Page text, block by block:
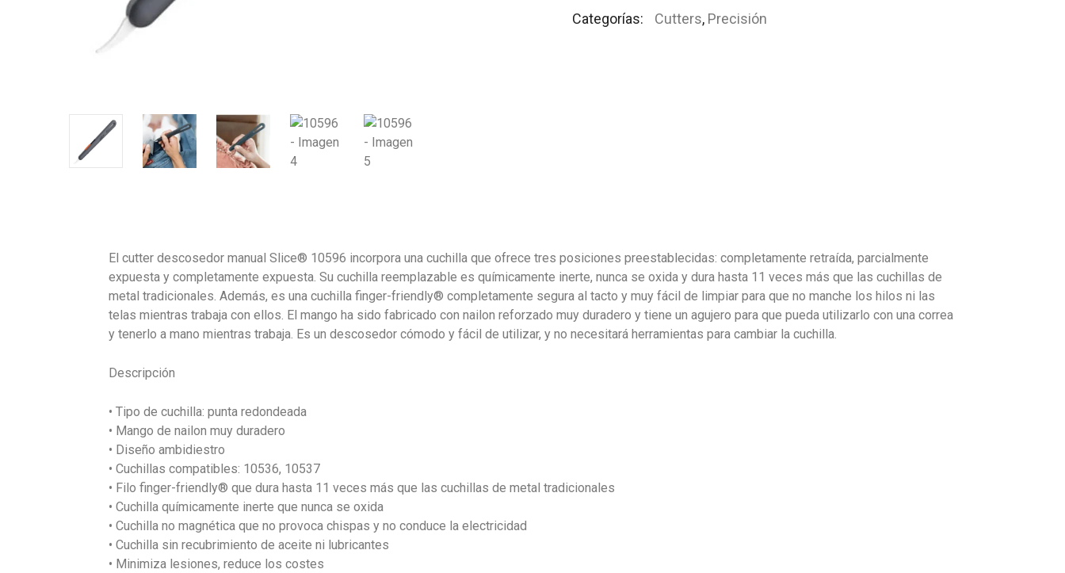
Categorías: Cutters, Precisión
El cutter descosedor manual Slice® 10596 incorpora una cuchilla que ofrece tres posiciones preestablecidas: completamente retraída, parcialmente
expuesta y completamente expuesta. Su cuchilla reemplazable es químicamente inerte, nunca se oxida y dura hasta 11 veces más que las cuchillas de
metal tradicionales. Además, es una cuchilla finger-friendly® completamente segura al tacto y muy fácil de limpiar para que no manche los hilos ni las
telas mientras trabaja con ellos. El mango ha sido fabricado con nailon reforzado muy duradero y tiene un agujero para que pueda utilizarlo con una correa
y tenerlo a mano mientras trabaja. Es un descosedor cómodo y fácil de utilizar, y no necesitará herramientas para cambiar la cuchilla.
Descripción
• Tipo de cuchilla: punta redondeada
• Mango de nailon muy duradero
• Diseño ambidiestro
• Cuchillas compatibles: 10536, 10537
• Filo finger-friendly® que dura hasta 11 veces más que las cuchillas de metal tradicionales
• Cuchilla químicamente inerte que nunca se oxida
• Cuchilla no magnética que no provoca chispas y no conduce la electricidad
• Cuchilla sin recubrimiento de aceite ni lubricantes
• Minimiza lesiones, reduce los costes